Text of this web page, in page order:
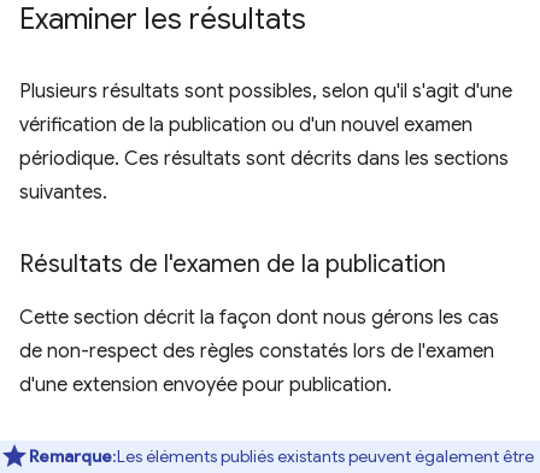
Examiner les résultats
Plusieurs résultats sont possibles, selon qu'il s'agit d'une
vérification de la publication ou d'un nouvel examen
périodique. Ces résultats sont décrits dans les sections
suivantes.
Résultats de l'examen de la publication
Cette section décrit la façon dont nous gérons les cas
de non-respect des règles constatés lors de l'examen
d'une extension envoyée pour publication.
Remarque:Les éléments publiés existants peuvent également être